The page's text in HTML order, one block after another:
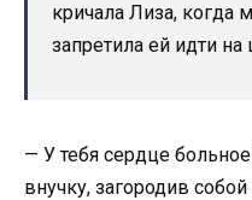
кричала Лиза, когда
запретила ей идти
— У тебя сердце
внучку, загородив